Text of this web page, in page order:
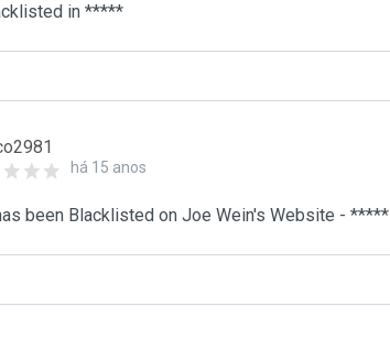
in *****
há 15 anos
been Blacklisted on Joe Wein's Website - *****